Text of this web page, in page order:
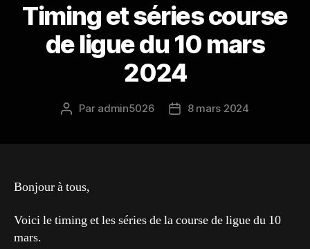
Timing et séries course
de ligue du 10 mars
2024
Auteur
Par admin5026
Date8 mars 2024
Bonjour à tous,
Voici le timing et les séries de la course de ligue du 10
mars.